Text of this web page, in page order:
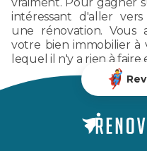
intéressant d'aller
une rénovation. Vous
votre bien immobilier
lequel il n'y a rien à